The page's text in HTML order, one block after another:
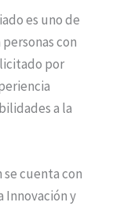
es uno de
con
por
a la
se cuenta con
Innovación y